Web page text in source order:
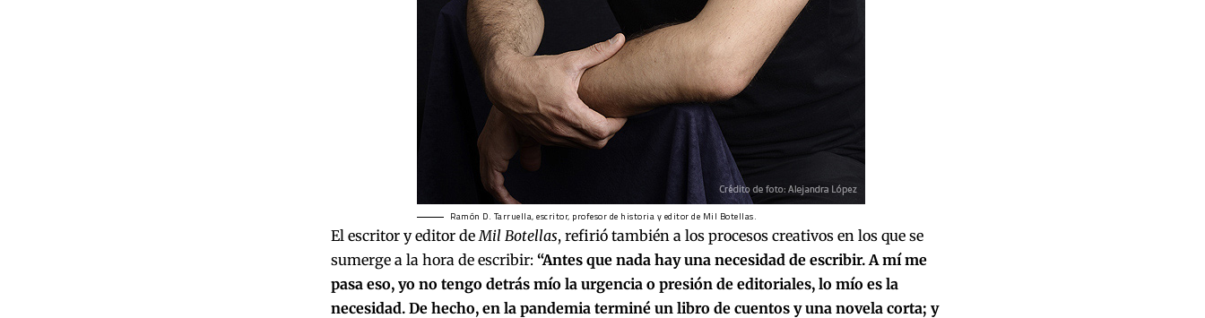
Ramón D. Tarruella, escritor, profesor de historia y editor de Mil Botellas.
El escritor y editor deMil Botellas, refirió también a los procesos creativos en los que se
sumerge a la hora de escribir: “Antes que nada hay una necesidad de escribir. A mí me
pasa eso, yo no tengo detrás mío la urgencia o presión de editoriales, lo mío es la
necesidad. De hecho, en la pandemia terminé un libro de cuentos y una novela corta; y